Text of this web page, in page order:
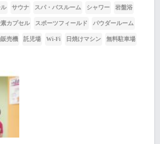
サウナ スパ・バスルーム シャワー 岩盤浴
カプセル スポーツフィールド パウダールーム
売機 託児場 Wi-Fi 日焼けマシン 無料駐車場